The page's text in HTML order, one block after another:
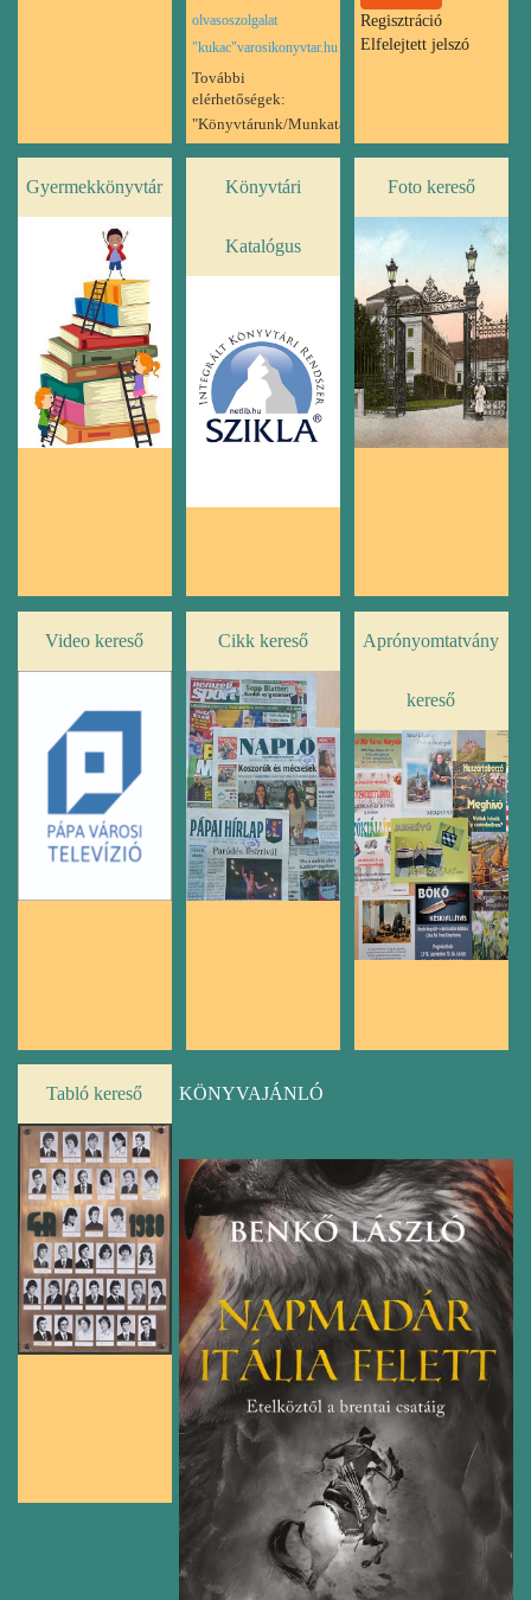
olvasoszolgalat
"kukac"varosikonyvtar.hu
További
elérhetőségek:
"Könyvtárunk/Munkatársaink"
oldalon találhatók.
Regisztráció
Elfelejtett jelszó
Gyermekkönyvtár Könyvtári
Katalógus
Foto kereső
Video kereső Cikk kereső Aprónyomtatvány
kereső
Tabló kereső KÖNYVAJÁNLÓ